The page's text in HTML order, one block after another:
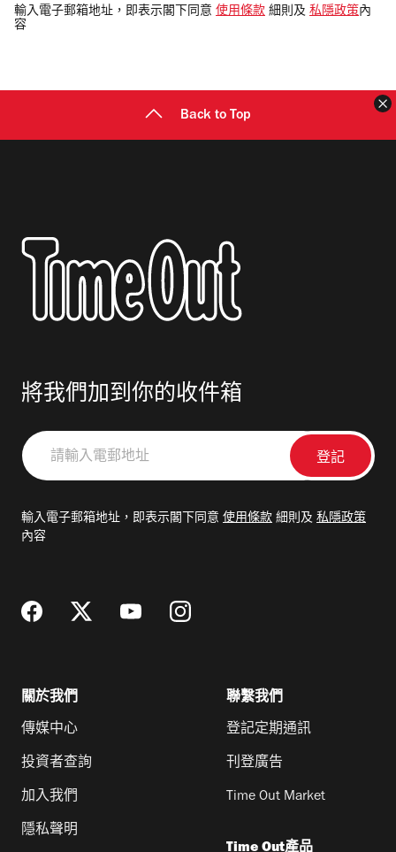
電
郵
輸入電子郵箱地址，即表示閣下同意 使用條款 細則及 私隱政策 內
容
Back to Top
將我們加到你的收件箱
請
輸
郵
輸入電子郵箱地址，即表示閣下同意 使用條款 細則及 私隱政策
內容
關於我們
傳媒中心
投資者查詢
加入我們
隱私聲明
聯繫我們
登記定期通訊
刊登廣告
Time Out Market
Time Out產品